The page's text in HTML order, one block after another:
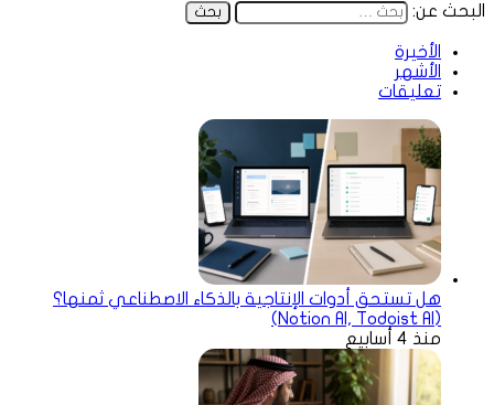
البحث عن:
الأخيرة
الأشهر
تعليقات
هل تستحق أدوات الإنتاجية بالذكاء الاصطناعي ثمنها؟
(Notion AI, Todoist AI)
منذ 4 أسابيع